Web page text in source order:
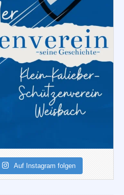
Auf Instagram folgen